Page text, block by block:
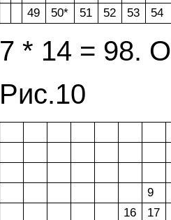
49
50* 51 52 53 54
7 * 14 = 98.
Рис.10
9
16
17